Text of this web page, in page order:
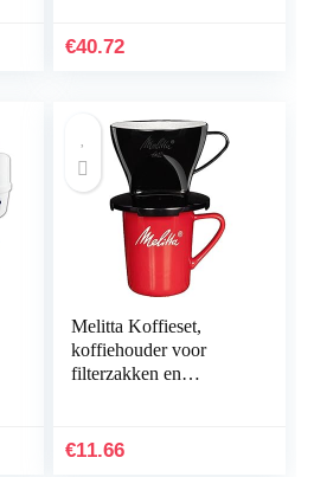
van kalk, chloor en…
€40.72
Melitta Koffieset,
koffiehouder voor
filterzakken en
standaard, kunststof en
€11.66